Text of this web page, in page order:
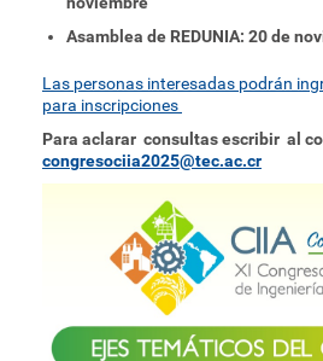
Asamblea de REDUNIA: 20 de
Las personas interesadas podrán
para inscripciones
Para aclarar consultas escribir al
congresociia2025@tec.ac.cr